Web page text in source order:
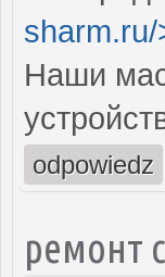
sharm.ru/
Наши
odpowiedz
ремонт